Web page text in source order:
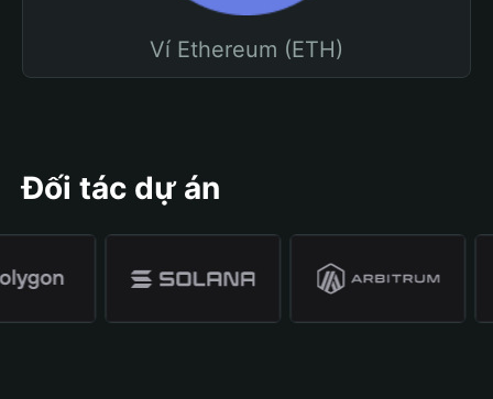
Ví Ethereum (ETH)
Đối tác dự án